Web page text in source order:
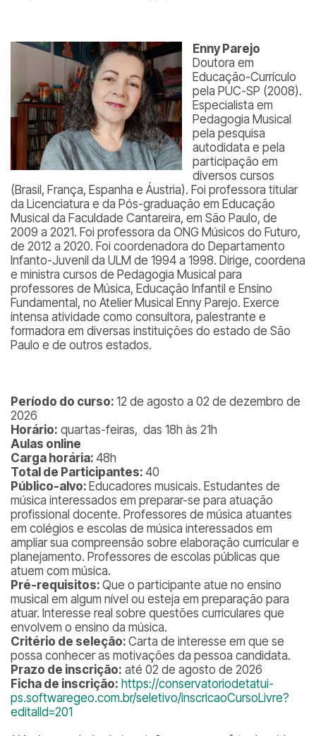
Enny Parejo
Doutora em
Educação-Currículo
pela PUC-SP (2008).
Especialista em
Pedagogia Musical
pela pesquisa
autodidata e pela
participação em
diversos cursos
(Brasil, França, Espanha e Áustria). Foi professora titular
da Licenciatura e da Pós-graduação em Educação
Musical da Faculdade Cantareira, em São Paulo, de
2009 a 2021. Foi professora da ONG Músicos do Futuro,
de 2012 a 2020. Foi coordenadora do Departamento
Infanto-Juvenil da ULM de 1994 a 1998. Dirige, coordena
e ministra cursos de Pedagogia Musical para
professores de Música, Educação Infantil e Ensino
Fundamental, no Atelier Musical Enny Parejo. Exerce
intensa atividade como consultora, palestrante e
formadora em diversas instituições do estado de São
Paulo e de outros estados.
Período do curso: 12 de agosto a 02 de dezembro de
2026
Horário: quartas-feiras, das 18h às 21h
Aulas online
Carga horária: 48h
Total de Participantes: 40
Público-alvo: Educadores musicais. Estudantes de
música interessados em preparar-se para atuação
profissional docente. Professores de música atuantes
em colégios e escolas de música interessados em
ampliar sua compreensão sobre elaboração curricular e
planejamento. Professores de escolas públicas que
atuem com música.
Pré-requisitos: Que o participante atue no ensino
musical em algum nível ou esteja em preparação para
atuar. Interesse real sobre questões curriculares que
envolvem o ensino da música.
Critério de seleção: Carta de interesse em que se
possa conhecer as motivações da pessoa candidata.
Prazo de inscrição: até 02 de agosto de 2026
Ficha de inscrição: https://conservatoriodetatui-
ps.softwaregeo.com.br/seletivo/inscricaoCursoLivre?
editalId=201